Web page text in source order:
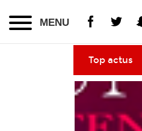
MENU
Top actus